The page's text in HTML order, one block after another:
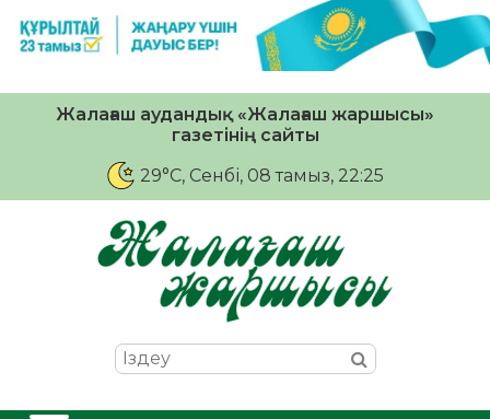
Жалағаш аудандық «Жалағаш жаршысы»
газетінің сайты
29°C, Сенбі, 08 тамыз, 22:25